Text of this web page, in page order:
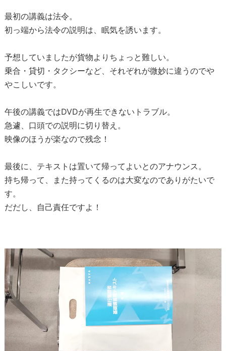
最初の講義は法令。
初っ端から法令の説明は、眠気を誘います。
予想していましたが貨物よりちょっと難しい。
乗合・貸切・タクシーなど、それぞれが微妙に違うのでや
やこしいです。
午後の講義ではDVDが再生できないトラブル。
急遽、口頭での説明に切り替え。
映像のほうが楽なので残念！
最後に、テキストは置いて帰ってよいとのアナウンス。
持ち帰って、また持ってくるのは大変なのでありがたいで
す。
だだし、自己責任ですよ！